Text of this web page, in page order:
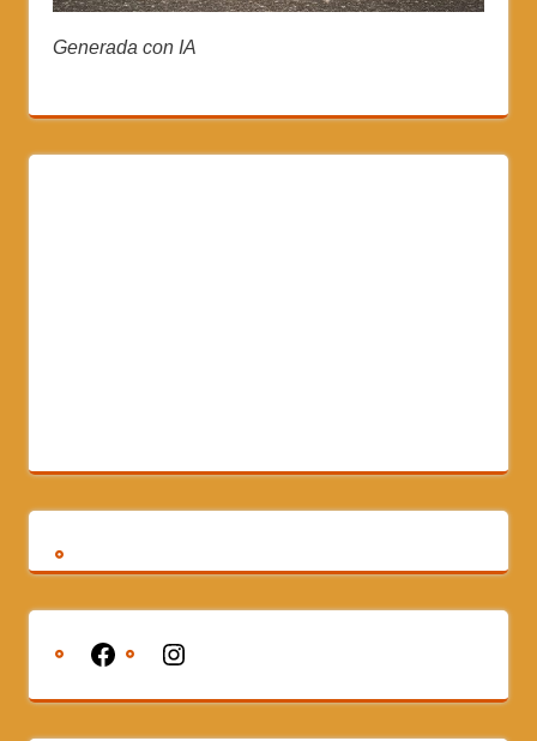
Generada con IA